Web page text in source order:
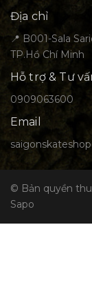
Địa chỉ
📍 B001-Sala
TP.Hồ Chí Minh
Hỗ trợ & Tư
0909063600
Email
© Bản quyền
Sapo